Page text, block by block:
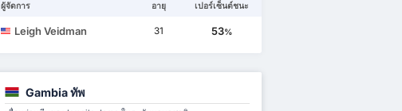
ผู้จัดการ อายุ เปอร์เซ็นต์ชนะ
Leigh Veidman 31 53%
Gambia ทัพ